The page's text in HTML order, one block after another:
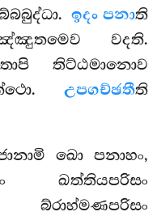
ඉදං පනාති
වදති.
තිට්ඨමානොව
උපගච්ඡතීති
ඛො පනාහං,
ඛත්තියපරිසං